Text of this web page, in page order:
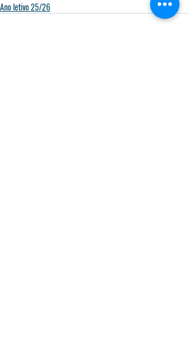
Ano letivo 25/26